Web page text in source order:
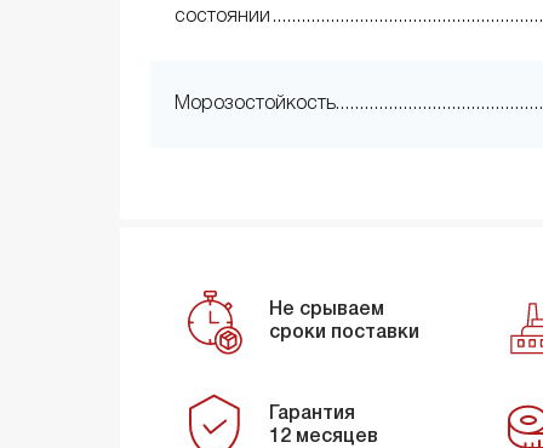
состоянии
Морозостойкость
Не срываем
сроки поставки
Гарантия
12 месяцев